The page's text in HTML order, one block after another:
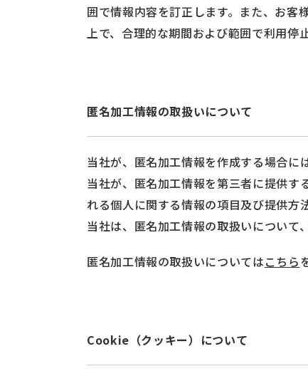
囲で情報内容を訂正します。また、お客
上で、合理的な期間および範囲で利用停止
匿名加工情報の取扱いについて
当社が、匿名加工情報を作成する場合に
当社が、匿名加工情報を第三者に提供す
れる個人に関する情報の項目及び提供方
当社は、匿名加工情報の取扱いについて
匿名加工情報の取扱いについてはこちら
Cookie（クッキー）について